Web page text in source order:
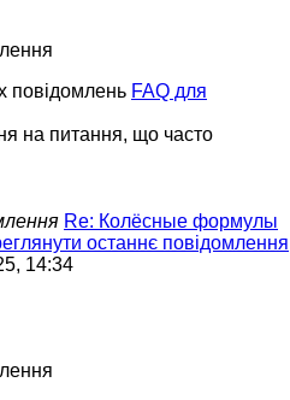
FAQ для
на питання, що часто
Re: Колёсные формулы
останнє повідомлення
14:34